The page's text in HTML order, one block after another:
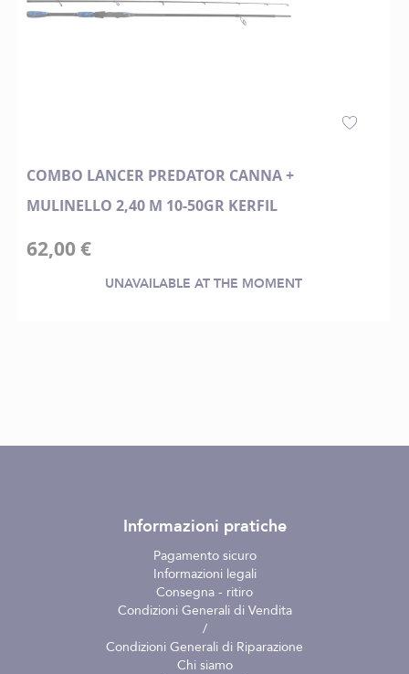
COMBO LANCER PREDATOR CANNA +
MULINELLO 2,40 M 10-50GR KERFIL
62,00 €
UNAVAILABLE AT THE MOMENT
Informazioni pratiche
Pagamento sicuro
Informazioni legali
Consegna - ritiro
Condizioni Generali di Vendita
/
Condizioni Generali di Riparazione
Chi siamo